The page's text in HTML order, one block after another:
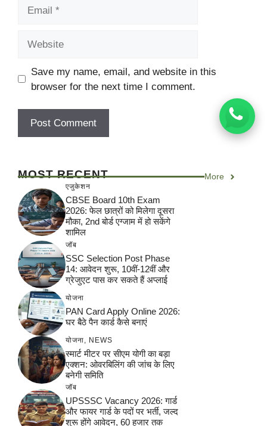
Save my name, email, and website in this
browser for the next time I comment.
MOST RECENT More
एजुकेशन
CBSE Board 10th Exam
2026: फेल छात्रों को मिलेगा दूसरा
मौका, 2nd बोर्ड एग्जाम में हो सकेंगे
शामिल
जॉब
SSC Selection Post Phase
14: आवेदन शुरू, 10वीं-12वीं और
ग्रेजुएट पास कर सकते हैं अप्लाई
योजना
PAN Card Apply Online 2026:
घर बैठे पैन कार्ड कैसे बनाएं
योजना, NEWS
स्मार्ट मीटर पर सीएम योगी का बड़ा
एक्शन: ओवरबिलिंग की जांच के लिए
बनेगी समिति
जॉब
UPSSSC Vacancy 2026: गार्ड
और फायर गार्ड के पदों पर भर्ती, जल्द
शुरू होंगे आवेदन, 60 हजार तक